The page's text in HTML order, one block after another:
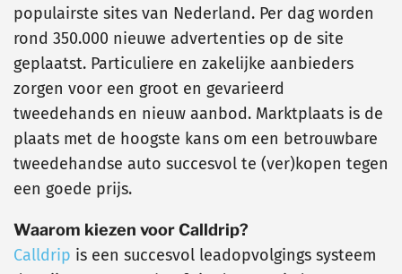
populairste sites van Nederland. Per dag worden
rond 350.000 nieuwe advertenties op de site
geplaatst. Particuliere en zakelijke aanbieders
zorgen voor een groot en gevarieerd
tweedehands en nieuw aanbod. Marktplaats is de
plaats met de hoogste kans om een betrouwbare
tweedehandse auto succesvol te (ver)kopen tegen
een goede prijs.
Waarom kiezen voor Calldrip?
Calldrip is een succesvol leadopvolgings systeem